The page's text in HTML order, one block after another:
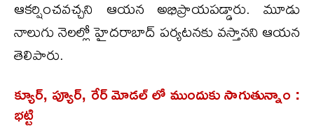
ఆక‌ర్షించ‌వ‌చ్చని ఆయన అభిప్రాయపడ్డారు. మూడు
నాలుగు నెల‌ల్లో హైద‌రాబాద్ ప‌ర్య‌ట‌న‌కు వ‌స్తాన‌ని ఆయ‌న
తెలిపారు.
క్యూర్, ప్యూర్, రేర్ మోడ‌ల్ లో ముందుకు సాగుతున్నాం :
భట్టి